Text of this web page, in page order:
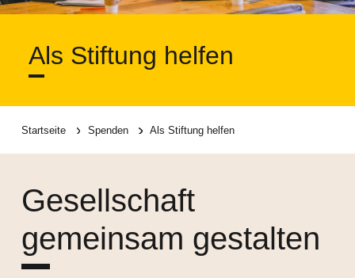
Als Stiftung helfen
Startseite Spenden Als Stiftung helfen
Gesellschaft
gemeinsam gestalten